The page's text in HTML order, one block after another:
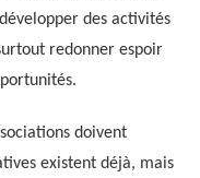
des activités
redonner espoir
doivent
existent déjà, mais